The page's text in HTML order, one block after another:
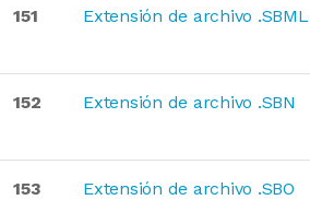
151 Extensión de archivo .SBML
152 Extensión de archivo .SBN
153 Extensión de archivo .SBO